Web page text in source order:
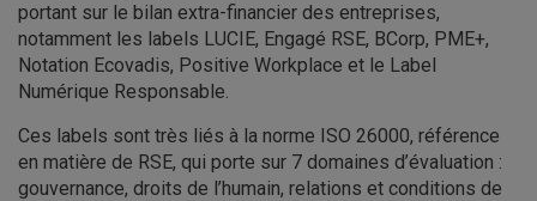
portant sur le bilan extra-financier des entreprises,
notamment les labels LUCIE, Engagé RSE, BCorp, PME+,
Notation Ecovadis, Positive Workplace et le Label
Numérique Responsable.
Ces labels sont très liés à la norme ISO 26000, référence
en matière de RSE, qui porte sur 7 domaines d’évaluation :
gouvernance, droits de l’humain, relations et conditions de